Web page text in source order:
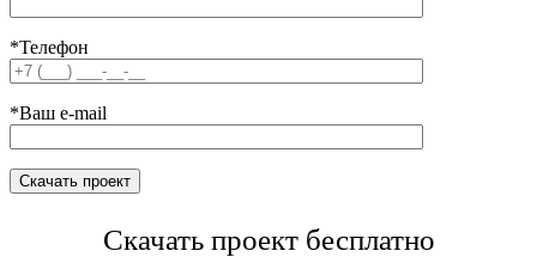
*Телефон
*Ваш e-mail
Скачать проект бесплатно